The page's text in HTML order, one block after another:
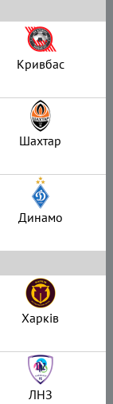
Кривбас
Шахтар
Динамо
Харків
ЛНЗ